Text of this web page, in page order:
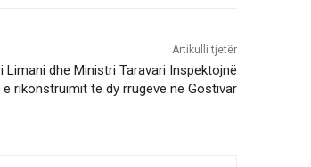
Artikulli tjetër
Limani dhe Ministri Taravari Inspektojnë
rikonstruimit të dy rrugëve në Gostivar